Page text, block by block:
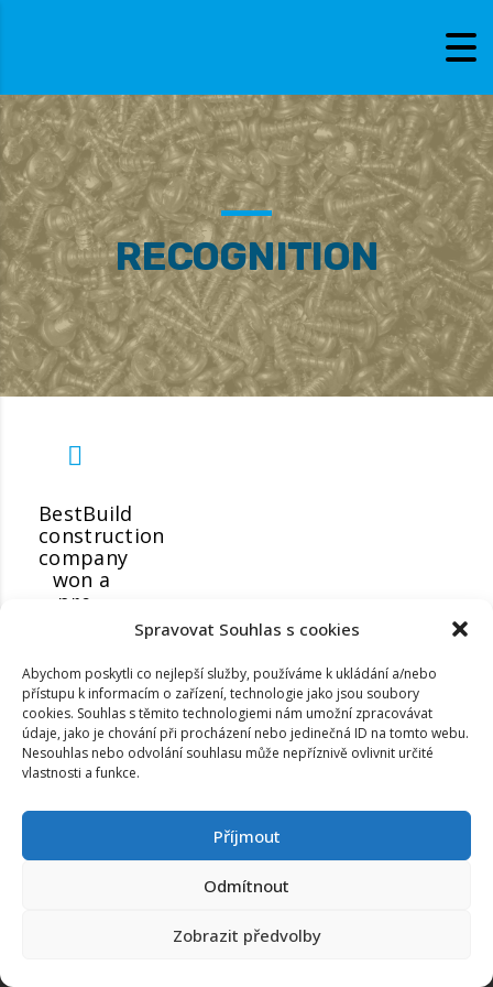
Spravovat Souhlas s cookies
Abychom poskytli co nejlepší služby, používáme k ukládání a/nebo
přístupu k informacím o zařízení, technologie jako jsou soubory
cookies. Souhlas s těmito technologiemi nám umožní zpracovávat
údaje, jako je chování při procházení nebo jedinečná ID na tomto webu.
Nesouhlas nebo odvolání souhlasu může nepříznivě ovlivnit určité
vlastnosti a funkce.
Příjmout
Odmítnout
Zobrazit předvolby
RECOGNITION
BestBuild
construction
company
won a
pre...
www.za7.cz. All rights reserved